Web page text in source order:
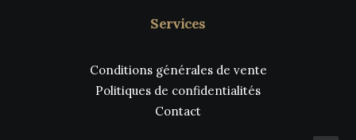
Services
Conditions générales de vente
Politiques de confidentialités
Contact